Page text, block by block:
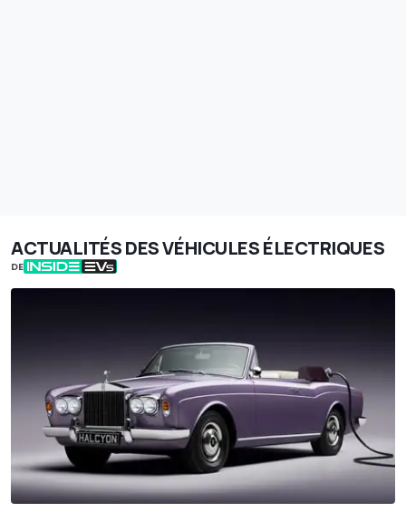
ACTUALITÉS DES VÉHICULES ÉLECTRIQUES
DE